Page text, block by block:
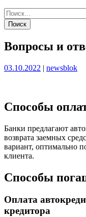
Вопросы и
Опубликовано
03.10.2022 | newsblok
Способы
Банки предлагают
возврата заемных
вариант, оптимально
клиента.
Способы
Оплата
кредитора